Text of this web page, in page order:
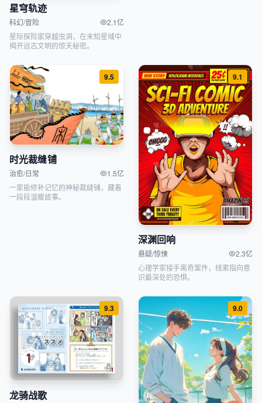
星穹轨迹
科幻/冒险
2.1亿
星际探险家穿越虫洞，在未知星域中
揭开远古文明的惊天秘密。
9.5
时光裁缝铺
治愈/日常
1.5亿
一家能修补记忆的神秘裁缝铺，藏着
一段段温暖故事。
9.1
深渊回响
悬疑/惊悚
2.3亿
心理学家接手离奇案件，线索指向意
识最深处的恐惧。
9.3
龙骑战歌
9.0